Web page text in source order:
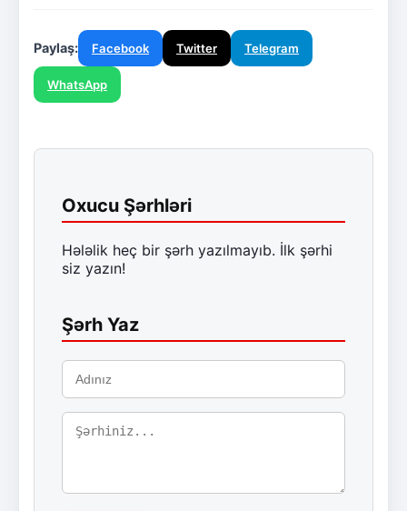
Paylaş: Facebook Twitter Telegram
WhatsApp
Oxucu Şərhləri
Hələlik heç bir şərh yazılmayıb. İlk şərhi
siz yazın!
Şərh Yaz